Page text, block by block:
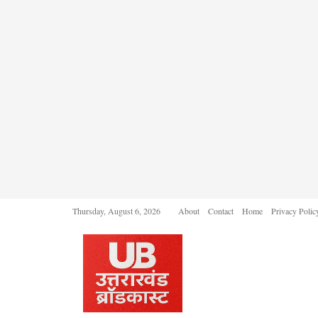
Thursday, August 6, 2026 About Contact Home Privacy